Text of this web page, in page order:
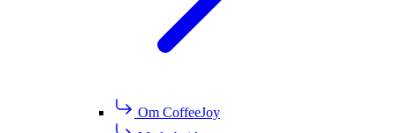
Om CoffeeJoy